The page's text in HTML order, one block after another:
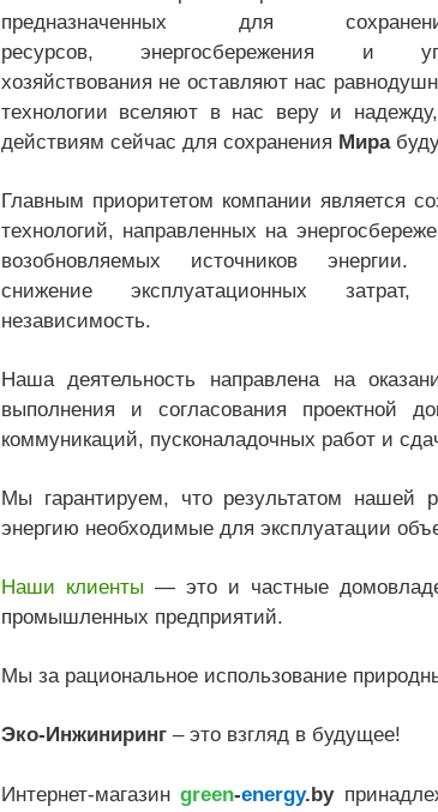
предназначенных для
ресурсов, энергосбережения и
хозяйствования не оставляют нас
технологии вселяют в нас веру и
действиям сейчас для сохранения Мира
Главным приоритетом компании является
технологий, направленных на
возобновляемых источников энергии.
снижение эксплуатационных
независимость.
Наша деятельность направлена на
выполнения и согласования проектной
коммуникаций, пусконаладочных работ и
Мы гарантируем, что результатом нашей
энергию необходимые для эксплуатации
Наши клиенты — это и частные
промышленных предприятий.
Мы за рациональное использование
Эко-Инжиниринг– это взгляд в будущее!
Интернет-магазинgreen-energy.by